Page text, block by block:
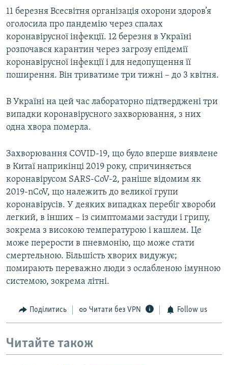
11 березня Всесвітня організація охорони здоров’я
оголосила про пандемію через спалах
коронавірусної інфекції. 12 березня в Україні
розпочався карантин через загрозу епідемії
коронавірусної інфекції і для недопущення її
поширення. Він триватиме три тижні – до 3 квітня.
В Україні на цей час лабораторно підтверджені три
випадки коронавірусного захворювання, з них
одна хвора померла.
Захворювання COVID-19, що було вперше виявлене
в Китаї наприкінці 2019 року, спричиняється
коронавірусом SARS-CoV-2, раніше відомим як
2019-nCoV, що належить до великої групи
коронавірусів. У деяких випадках перебіг хвороби
легкий, в інших – із симптомами застуди і грипу,
зокрема з високою температурою і кашлем. Це
може перерости в пневмонію, що може стати
смертельною. Більшість хворих видужує;
помирають переважно люди з ослабленою імунною
системою, зокрема літні.
Поділитись Читати без VPN Follow us
Читайте також